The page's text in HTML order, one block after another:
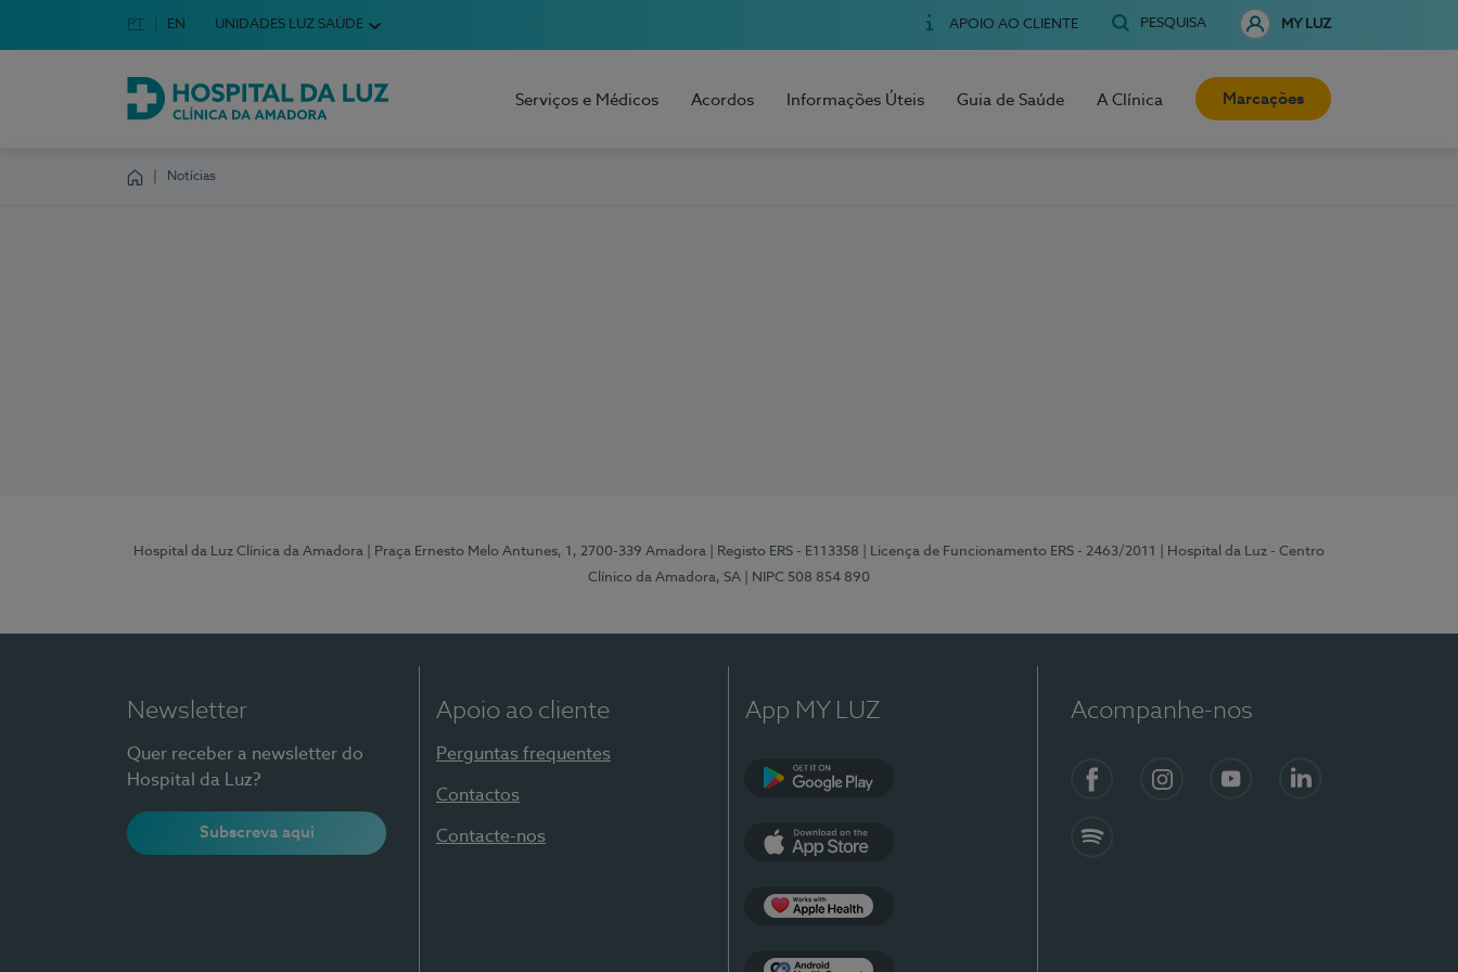
Escolha o seu idioma
Idioma em Português
PT English Language
EN UNIDADES LUZ SAÚDE APOIO AO CLIENTE PESQUISA MY LUZ
Hospital da Luz Clínica da Amadora
Serviços e Médicos Acordos Informações Úteis Guia de Saúde A Clínica Marcações
Notícias
Hospital da Luz Clínica da Amadora | Praça Ernesto Melo Antunes, 1, 2700-339 Amadora | Registo ERS - E113358 | Licença de Funcionamento ERS - 2463/2011
| Hospital da Luz - Centro
Clínico da Amadora, SA
| NIPC 508 854 890
Newsletter
Quer receber a newsletter do
Hospital da Luz?
Subscreva aqui
Apoio ao cliente
Perguntas frequentes
Contactos
Contacte-nos
App MY LUZ Acompanhe-nos